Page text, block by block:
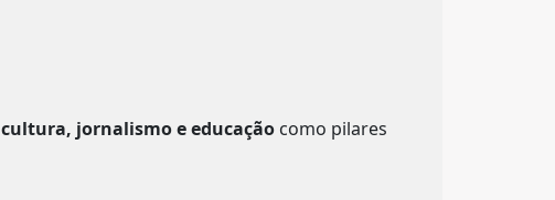
cultura, jornalismo e educação como pilares